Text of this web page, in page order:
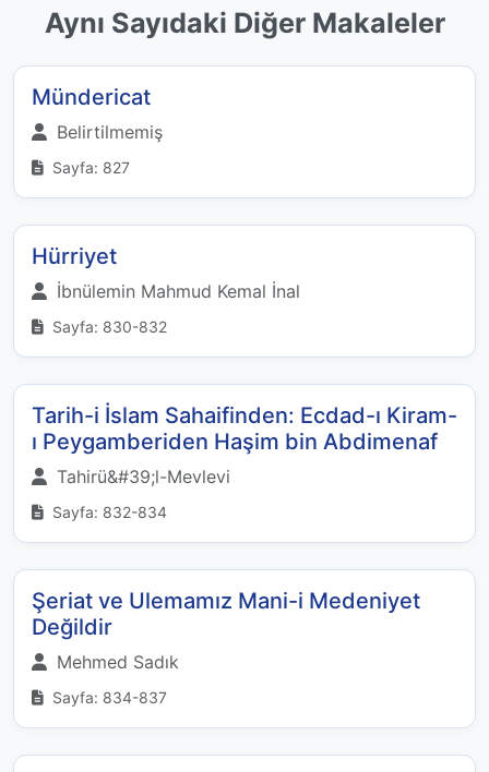
Aynı Sayıdaki Diğer Makaleler
Mündericat
Belirtilmemiş
Sayfa: 827
Hürriyet
İbnülemin Mahmud Kemal İnal
Sayfa: 830-832
Tarih-i İslam Sahaifinden: Ecdad-ı Kiram-
ı Peygamberiden Haşim bin Abdimenaf
Tahirü&#39;l-Mevlevi
Sayfa: 832-834
Şeriat ve Ulemamız Mani-i Medeniyet
Değildir
Mehmed Sadık
Sayfa: 834-837